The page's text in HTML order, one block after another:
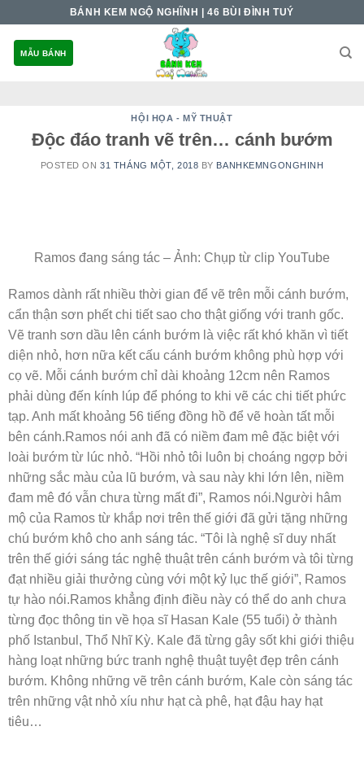
content
BÁNH KEM NGỘ NGHĨNH | 46 BÙI ĐÌNH TUÝ
MẪU BÁNH
HỘI HỌA - MỸ THUẬT
Độc đáo tranh vẽ trên… cánh bướm
POSTED ON31 THÁNG MỘT, 2018 BY BANHKEMNGONGHINH
Ramos đang sáng tác – Ảnh: Chụp từ clip YouTube
Ramos dành rất nhiều thời gian để vẽ trên mỗi cánh bướm,
cẩn thận sơn phết chi tiết sao cho thật giống với tranh gốc.
Vẽ tranh sơn dầu lên cánh bướm là việc rất khó khăn vì tiết
diện nhỏ, hơn nữa kết cấu cánh bướm không phù hợp với
cọ vẽ. Mỗi cánh bướm chỉ dài khoảng 12cm nên Ramos
phải dùng đến kính lúp để phóng to khi vẽ các chi tiết phức
tạp. Anh mất khoảng 56 tiếng đồng hồ để vẽ hoàn tất mỗi
bên cánh.Ramos nói anh đã có niềm đam mê đặc biệt với
loài bướm từ lúc nhỏ. “Hồi nhỏ tôi luôn bị choáng ngợp bởi
những sắc màu của lũ bướm, và sau này khi lớn lên, niềm
đam mê đó vẫn chưa từng mất đi”, Ramos nói.Người hâm
mộ của Ramos từ khắp nơi trên thế giới đã gửi tặng những
chú bướm khô cho anh sáng tác. “Tôi là nghệ sĩ duy nhất
trên thế giới sáng tác nghệ thuật trên cánh bướm và tôi từng
đạt nhiều giải thưởng cùng với một kỷ lục thế giới”, Ramos
tự hào nói.Ramos khẳng định điều này có thể do anh chưa
từng đọc thông tin về họa sĩ Hasan Kale (55 tuổi) ở thành
phố Istanbul, Thổ Nhĩ Kỳ. Kale đã từng gây sốt khi giới thiệu
hàng loạt những bức tranh nghệ thuật tuyệt đẹp trên cánh
bướm. Không những vẽ trên cánh bướm, Kale còn sáng tác
trên những vật nhỏ xíu như hạt cà phê, hạt đậu hay hạt
tiêu…